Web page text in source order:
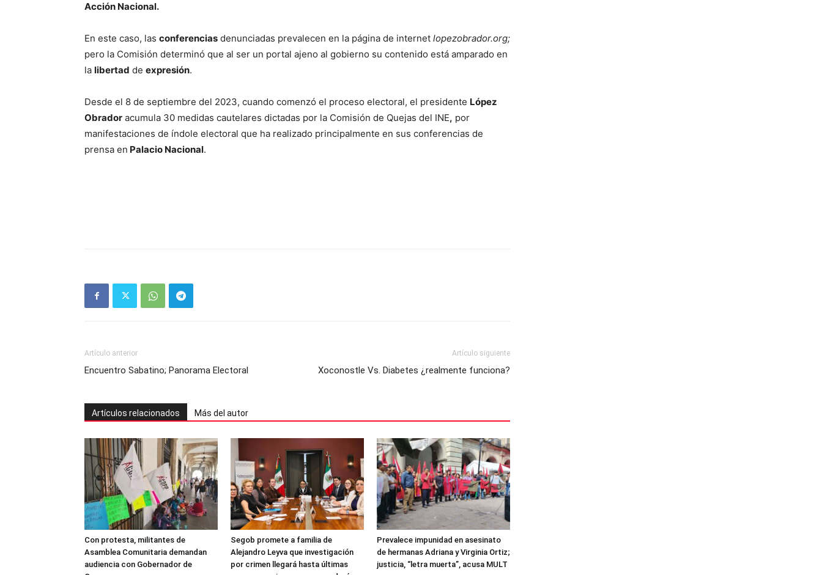
Acción Nacional.
En este caso, las conferencias denunciadas prevalecen en la página de internet lopezobrador.org;
pero la Comisión determinó que al ser un portal ajeno al gobierno su contenido está amparado en
la libertad de expresión.
Desde el 8 de septiembre del 2023, cuando comenzó el proceso electoral, el presidente López
Obrador acumula 30 medidas cautelares dictadas por la Comisión de Quejas del INE, por
manifestaciones de índole electoral que ha realizado principalmente en sus conferencias de
prensa en Palacio Nacional.
Artículo anterior
Encuentro Sabatino; Panorama Electoral
Artículo siguiente
Xoconostle Vs. Diabetes ¿realmente funciona?
Artículos relacionados Más del autor
Con protesta, militantes de
Asamblea Comunitaria demandan
audiencia con Gobernador de
Segob promete a familia de
Alejandro Leyva que investigación
por crimen llegará hasta últimas
Prevalece impunidad en asesinato
de hermanas Adriana y Virginia Ortiz;
justicia, “letra muerta”, acusa MULT